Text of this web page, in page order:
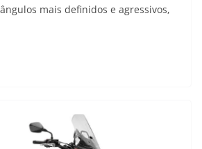
mais definidos e agressivos,